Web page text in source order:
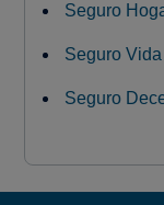
Seguro
Seguro
Seguro